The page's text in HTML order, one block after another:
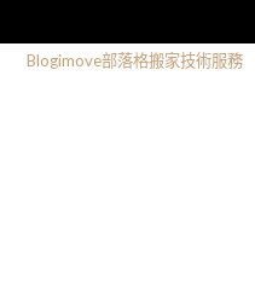
Blogimove部落格搬家技術服務